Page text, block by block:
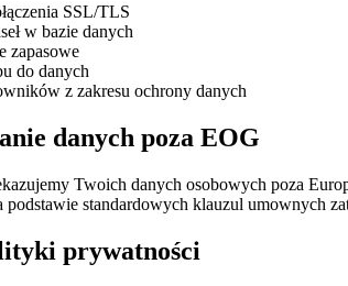
SSL/TLS
w bazie danych
zapasowe
do danych
z zakresu ochrony danych
danych poza EOG
Twoich danych osobowych poza
podstawie standardowych klauzul umownych
prywatności